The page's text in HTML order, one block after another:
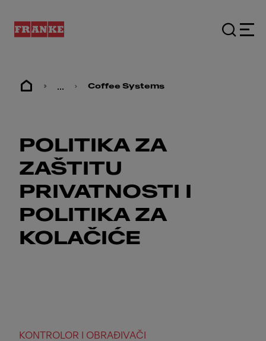
... Coffee Systems
POLITIKA ZA
ZAŠTITU
PRIVATNOSTI I
POLITIKA ZA
KOLAČIĆE
KONTROLOR I OBRAĐIVAČI